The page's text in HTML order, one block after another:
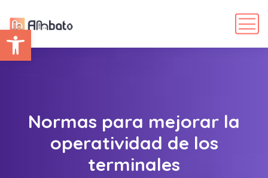
Abrir barra de herramientas
Normas para mejorar la
operatividad de los
terminales